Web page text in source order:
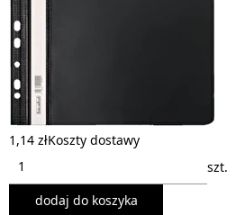
1,14 złKoszty dostawy
szt.
dodaj do koszyka